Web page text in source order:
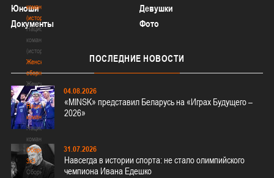
команда
(история)
Национальная
команда
(история)
Женские
сборные
Женские
сборные
Национальная
команда
Национальная
команда
Сборные
3х3
Сборные
Юноши
Девушки
Документы
Фото
ПОСЛЕДНИЕ НОВОСТИ
04.08.2026
«MINSK» представил Беларусь на «Играх Будущего –
2026»
31.07.2026
Навсегда в истории спорта: не стало олимпийского
чемпиона Ивана Едешко